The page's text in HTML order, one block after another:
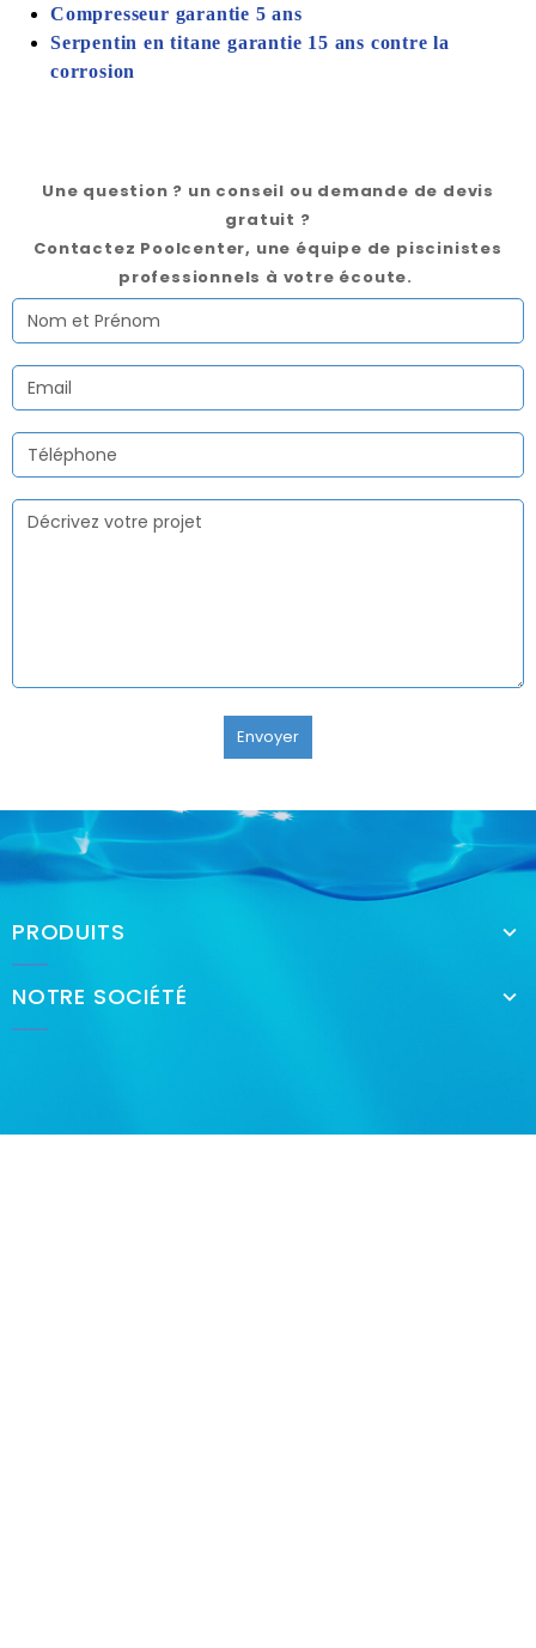
Compresseur garantie 5 ans
Serpentin en titane garantie 15 ans contre la
corrosion
Une question ? un conseil ou demande de devis
gratuit ?
Contactez Poolcenter, une équipe de piscinistes
professionnels à votre écoute.
Envoyer
PRODUITS
NOTRE SOCIÉTÉ